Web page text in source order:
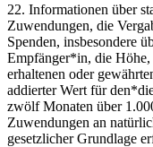
22. Informationen über
Zuwendungen, die
Spenden, insbesondere
Empfänger*in, die
erhaltenen oder
addierter Wert für
zwölf Monaten über
Zuwendungen an
gesetzlicher Grundlage